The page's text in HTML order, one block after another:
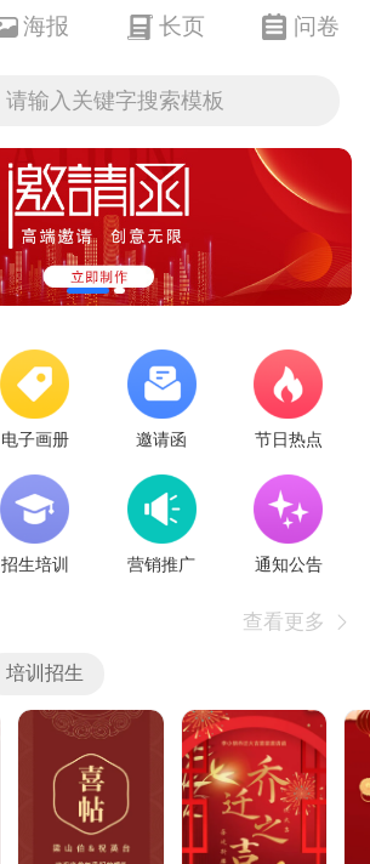
海报 长页 问卷
请输入关键字搜索模板
电子画册 邀请函 节日热点
招生培训 营销推广 通知公告
查看更多 
培训招生